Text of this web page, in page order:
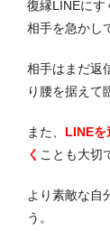
復縁LINEにす
相手を急かし
相手はまだ返
り腰を据えて
また、 LINEを
く ことも大切
より素敵な自
う。